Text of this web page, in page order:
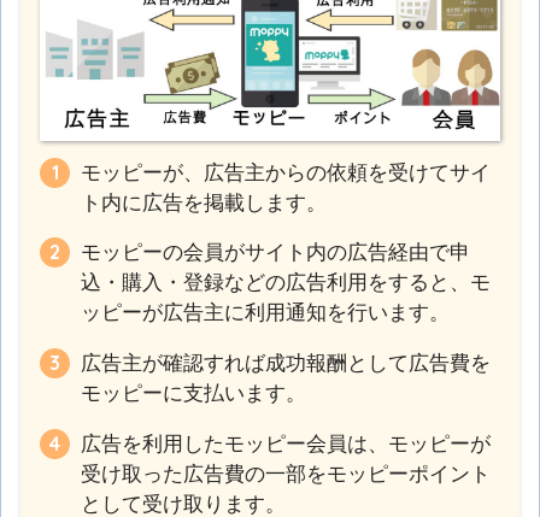
モッピーが、広告主からの依頼を受けてサイ
ト内に広告を掲載します。
モッピーの会員がサイト内の広告経由で申
込・購入・登録などの広告利用をすると、モ
ッピーが広告主に利用通知を行います。
広告主が確認すれば成功報酬として広告費を
モッピーに支払います。
広告を利用したモッピー会員は、モッピーが
受け取った広告費の一部をモッピーポイント
として受け取ります。